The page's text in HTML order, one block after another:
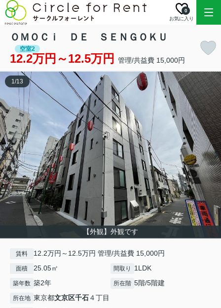
お気に入り
0
ＯＭＯＣｉ ＤＥ ＳＥＮＧＯＫＵ
空室2
12.2万円～12.5万円 管理/共益費 15,000円
【外観】外観です
1/13
賃料 12.2万円～12.5万円 管理/共益費 15,000円
面積 25.05㎡ 間取り 1LDK
築年数 築2年 所在階 5階/5階建
所在地 東京都文京区千石４丁目